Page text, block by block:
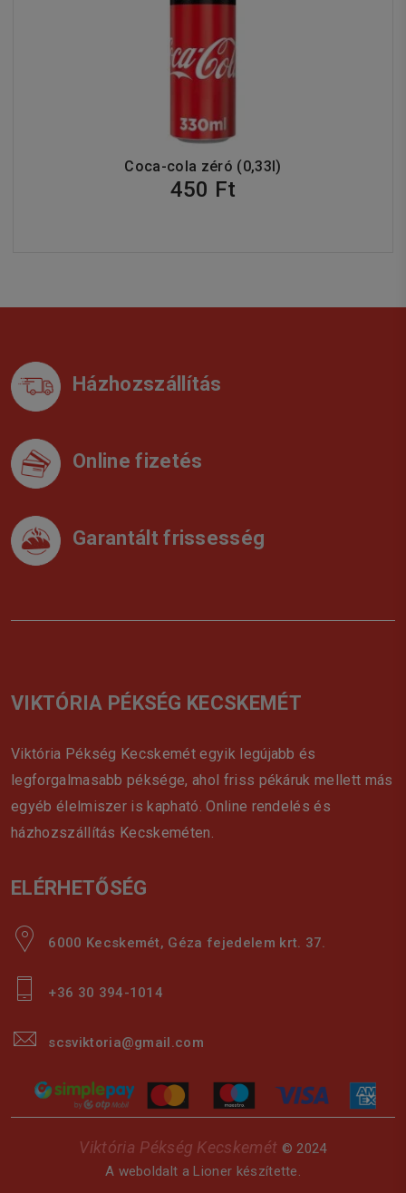
Coca-cola zéró (0,33l)
450 Ft
Házhozszállítás
Online fizetés
Garantált frissesség
VIKTÓRIA PÉKSÉG KECSKEMÉT
Viktória Pékség Kecskemét egyik legújabb és
legforgalmasabb péksége, ahol friss pékáruk mellett más
egyéb élelmiszer is kapható. Online rendelés és
házhozszállítás Kecskeméten.
ELÉRHETŐSÉG
6000 Kecskemét, Géza fejedelem krt. 37.
+36 30 394-1014
scsviktoria@gmail.com
Viktória Pékség Kecskemét © 2024
A weboldalt aLioner készítette.